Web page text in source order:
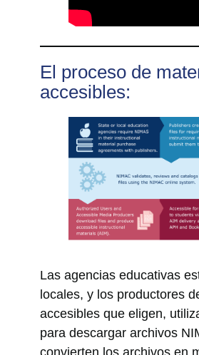
El proceso de
accesibles:
Las agencias educativas
locales, y los productores
accesibles que eligen,
para descargar archivos